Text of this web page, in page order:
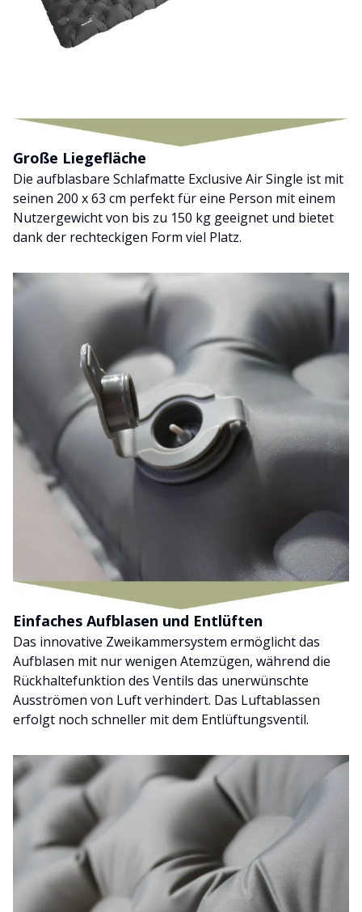
Große Liegefläche
Die aufblasbare Schlafmatte Exclusive Air Single ist mit
seinen 200 x 63 cm perfekt für eine Person mit einem
Nutzergewicht von bis zu 150 kg geeignet und bietet
dank der rechteckigen Form viel Platz.
Einfaches Aufblasen und Entlüften
Das innovative Zweikammersystem ermöglicht das
Aufblasen mit nur wenigen Atemzügen, während die
Rückhaltefunktion des Ventils das unerwünschte
Ausströmen von Luft verhindert. Das Luftablassen
erfolgt noch schneller mit dem Entlüftungsventil.